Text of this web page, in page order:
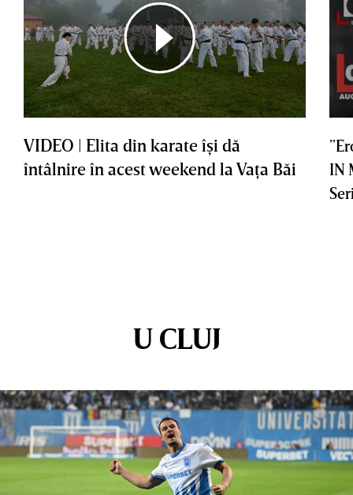
VIDEO | Elita din karate îşi dă
întâlnire în acest weekend la Vaţa Băi
IN
U CLUJ